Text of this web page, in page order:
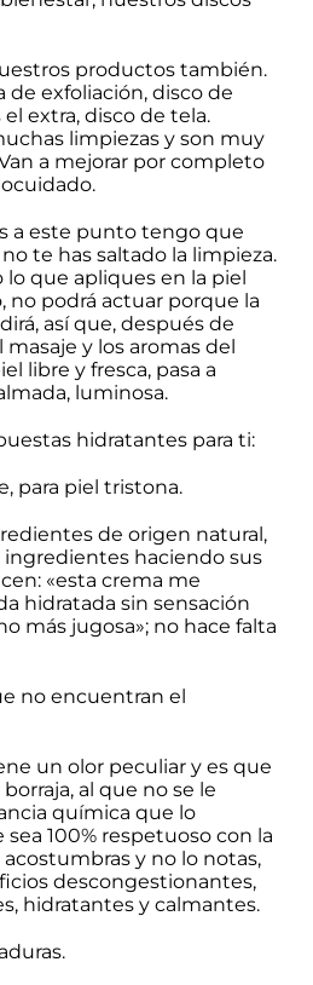
productos también.
de exfoliación, disco de
el extra, disco de tela.
limpiezas y son muy
a mejorar por completo
a este punto tengo que
te has saltado la limpieza.
lo que apliques en la piel
no podrá actuar porque la
así que, después de
y los aromas del
libre y fresca, pasa a
luminosa.
hidratantes para ti:
para piel tristona.
de origen natural,
haciendo sus
«esta crema me
hidratada sin sensación
más jugosa»; no hace falta
no encuentran el
un olor peculiar y es que
al que no se le
química que lo
100% respetuoso con la
y no lo notas,
descongestionantes,
hidratantes y calmantes.